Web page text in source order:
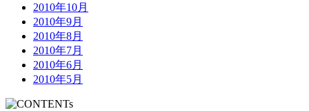
2010年10月
2010年9月
2010年8月
2010年7月
2010年6月
2010年5月